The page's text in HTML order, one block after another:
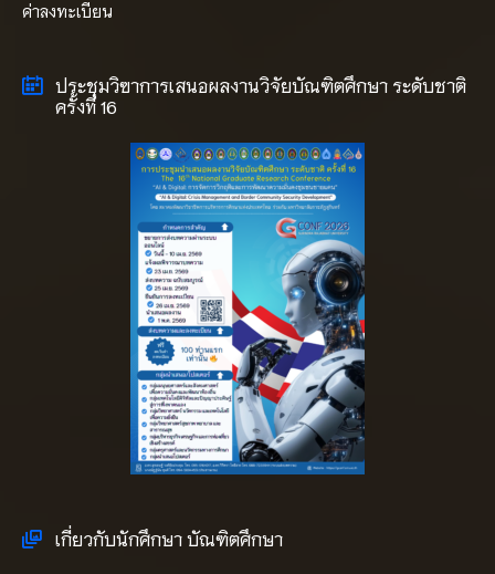
ค่าลงทะเบียน
ประชุมวิฃาการเสนอผลงานวิจัยบัณฑิตศึกษา ระดับชาติ
ครั้งที่ 16
เกี่ยวกับนักศึกษา บัณฑิตศึกษา